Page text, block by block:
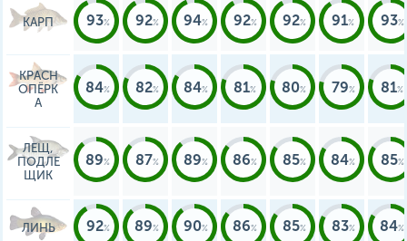
КАРП 93 92 94 92 92 91 93
КРАСН
ОПЁРК
А
84 82 84 81 80 79 81
ЛЕЩ,
ПОДЛЕ
ЩИК
89 87 89 86 85 84 85
ЛИНЬ 92 89 90 86 85 83 84